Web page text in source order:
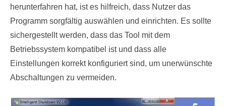
herunterfahren hat, ist es hilfreich, dass Nutzer das
Programm sorgfältig auswählen und einrichten. Es sollte
sichergestellt werden, dass das Tool mit dem
Betriebssystem kompatibel ist und dass alle
Einstellungen korrekt konfiguriert sind, um unerwünschte
Abschaltungen zu vermeiden.